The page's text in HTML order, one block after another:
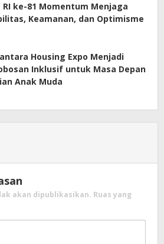
RI ke-81 Momentum Menjaga
Keamanan, dan Optimisme
Housing Expo Menjadi
Inklusif untuk Masa Depan
Anak Muda
akan dipublikasikan. Ruas yang